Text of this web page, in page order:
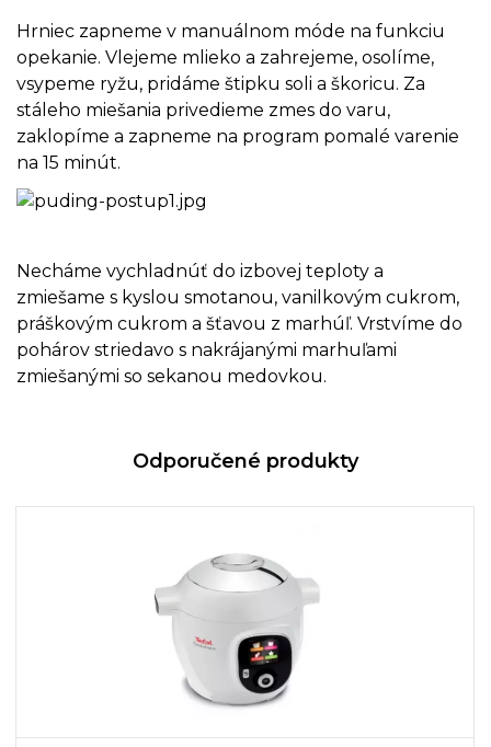
Hrniec zapneme v manuálnom móde na funkciu
opekanie. Vlejeme mlieko a zahrejeme, osolíme,
vsypeme ryžu, pridáme štipku soli a škoricu. Za
stáleho miešania privedieme zmes do varu,
zaklopíme a zapneme na program pomalé varenie
na 15 minút.
Necháme vychladnúť do izbovej teploty a
zmiešame s kyslou smotanou, vanilkovým cukrom,
práškovým cukrom a šťavou z marhúľ. Vrstvíme do
pohárov striedavo s nakrájanými marhuľami
zmiešanými so sekanou medovkou.
Odporučené produkty